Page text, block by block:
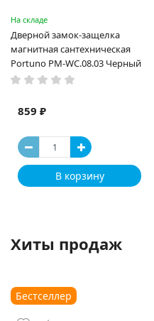
На складе
Дверной замок-защелка
магнитная сантехническая
Portuno PM-WC.08.03 Черный
859 ₽
В корзину
Хиты продаж
Бестселлер